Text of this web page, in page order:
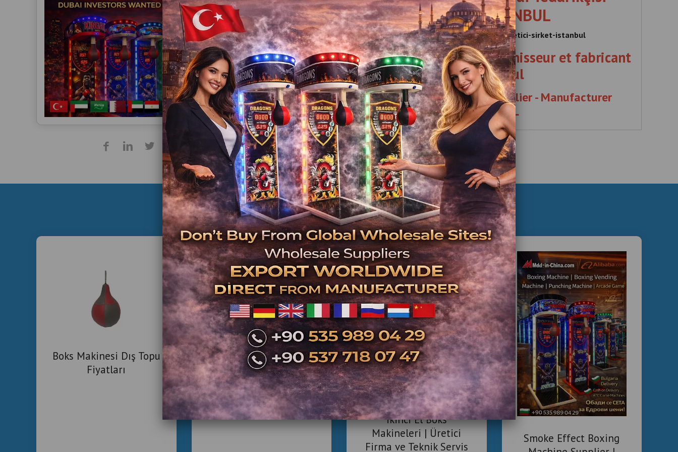
Üretici Şirket İSTANBUL
dubizzle-boks-makinesi-dubai-tedarikcisi-uretici-sirket-istanbul
Dubizzle Machines de boxe – Fournisseur et fabricant
à Dubaï – Istanbul
Dubizzle Boxing Machine Dubai Supplier - Manufacturer
Company ISTANBUL
Dubizzle , Boxing , Machine , Dubai , Supplier , Manufacturer , Company , ISTANBUL , Boks ,
Makinesi , Tedarikçisi , Üretici , Şirket , İSTANBUL , Machines , de boxe , Fournisseur , et ,
fabricant , à Dubaï
İlgili Ürünler
Boks Makinesi Dış Topu
Fiyatları
İkinci El Boks Makinesi
Satışı | Teknik Servis
Kontrolünden Geçmiş
Ticari Boks Makineleri
İkinci El Boks
Makineleri | Üretici
Firma ve Teknik Servis
Smoke Effect Boxing